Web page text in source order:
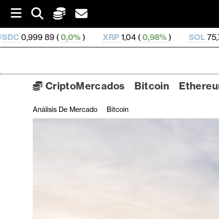
i
p
t
) XRP1,04 (0,98% SOL75,76 (2,33% )
C
CriptoMercados Bitcoin
Análisis De Mercado Bitcoin